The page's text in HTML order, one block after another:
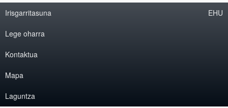
Irisgarritasuna
Lege oharra
Kontaktua
Mapa
Laguntza
EHU